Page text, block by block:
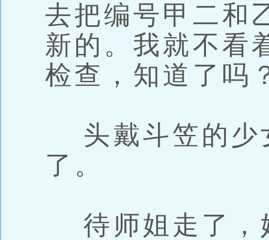
去把编号甲二和
新的。我就不看
检查，知道了吗
头戴斗笠的少
了。
待师姐走了，